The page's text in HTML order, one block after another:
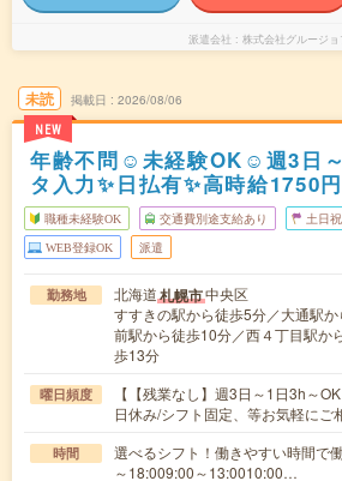
派遣会社 株式会社グルージョ
未読
NEW
掲載日 2026/08/06
年齢不問☺未経験OK☺週3日
タ入力✨日払有✨高時給1750円
職種未経験OK 交通費別途支給あり 土日
WEB登録OK 派遣
勤務地 北海道札幌市中央区
すすきの駅から徒歩5分／大通駅
前駅から徒歩10分／西４丁目駅か
歩13分
曜日頻度
【【残業なし】週3日～1日3h～
日休み/シフト固定、等お気軽にご
時間
選べるシフト！働きやすい時間で
～18:009:00～13:0010:00…